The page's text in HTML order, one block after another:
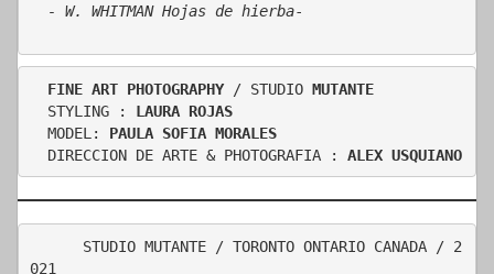
  - W. WHITMAN Hojas de hierba
-
FINE ART PHOTOGRAPHY / STUDIO MUTANTE
  STYLING :
LAURA ROJAS
  MODEL:
PAULA SOFIA MORALES
  DIRECCION DE ARTE & PHOTOGRAFIA :
ALEX USQUIANO
021